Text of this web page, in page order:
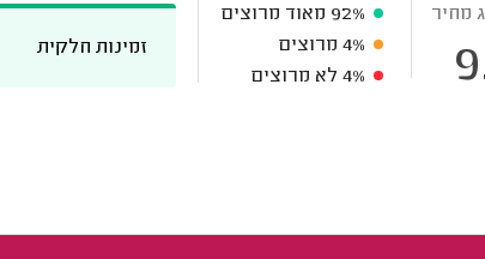
מחיר
92% מאוד מרוצים
4% מרוצים
4% לא מרוצים
זמינות חלקית